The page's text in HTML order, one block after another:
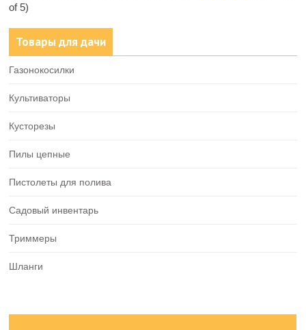
of 5)
Товары для дачи
Газонокосилки
Культиваторы
Кусторезы
Пилы цепные
Пистолеты для полива
Садовый инвентарь
Триммеры
Шланги